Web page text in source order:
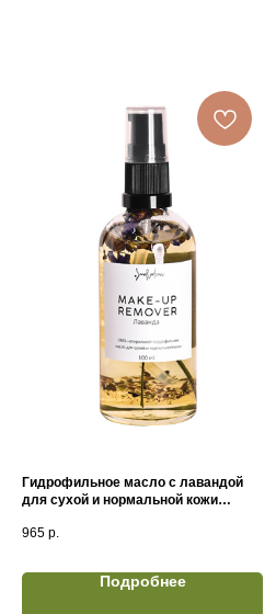
Гидрофильное масло с лавандой
для сухой и нормальной кожи
965 р.
Подробнее